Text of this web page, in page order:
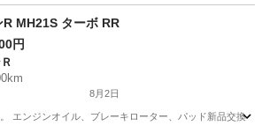
駅 その他
R MH21S ターボ RR
円
8月2日
エンジンオイル、ブレーキローター、パッド新品交換